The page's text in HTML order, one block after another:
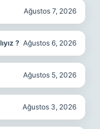
Ağustos 7, 2026
? Ağustos 6, 2026
Ağustos 5, 2026
Ağustos 3, 2026